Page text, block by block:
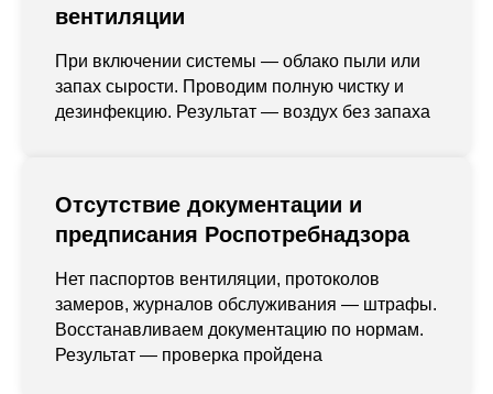
вентиляции
При включении системы — облако пыли или
запах сырости. Проводим полную чистку и
дезинфекцию. Результат — воздух без запаха
Отсутствие документации и
предписания Роспотребнадзора
Нет паспортов вентиляции, протоколов
замеров, журналов обслуживания — штрафы.
Восстанавливаем документацию по нормам.
Результат — проверка пройдена